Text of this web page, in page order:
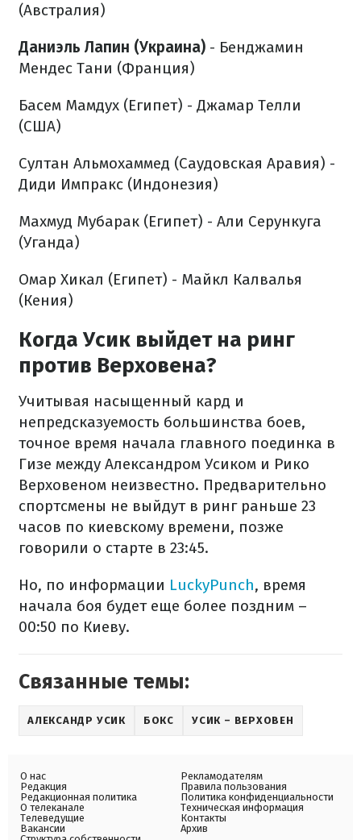
(Австралия)
Даниэль Лапин (Украина) - Бенджамин
Мендес Тани (Франция)
Басем Мамдух (Египет) - Джамар Телли
(США)
Султан Альмохаммед (Саудовская Аравия) -
Диди Импракс (Индонезия)
Махмуд Мубарак (Египет) - Али Серункуга
(Уганда)
Омар Хикал (Египет) - Майкл Калвалья
(Кения)
Когда Усик выйдет на ринг
против Верховена?
Учитывая насыщенный кард и
непредсказуемость большинства боев,
точное время начала главного поединка в
Гизе между Александром Усиком и Рико
Верховеном неизвестно. Предварительно
спортсмены не выйдут в ринг раньше 23
часов по киевскому времени, позже
говорили о старте в 23:45.
Но, по информации LuckyPunch, время
начала боя будет еще более поздним –
00:50 по Киеву.
Связанные темы:
АЛЕКСАНДР УСИК БОКС УСИК – ВЕРХОВЕН
О нас
Редакция
Редакционная политика
О телеканале
Телеведущие
Вакансии
Рекламодателям
Правила пользования
Политика конфиденциальности
Техническая информация
Контакты
Архив